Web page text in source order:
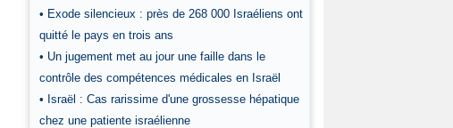
• Exode silencieux : près de 268 000 Israéliens ont
quitté le pays en trois ans
• Un jugement met au jour une faille dans le
contrôle des compétences médicales en Israël
• Israël : Cas rarissime d'une grossesse hépatique
chez une patiente israélienne